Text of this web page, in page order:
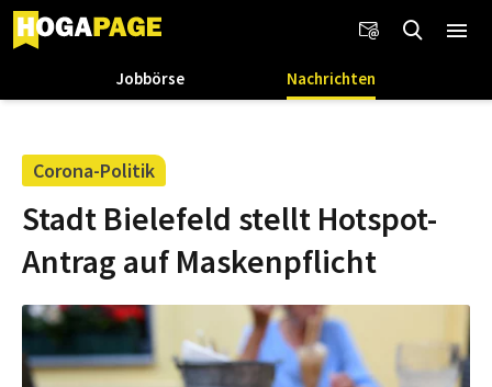
Jobbörse Nachrichten
Corona-Politik
Stadt Bielefeld stellt Hotspot-
Antrag auf Maskenpflicht